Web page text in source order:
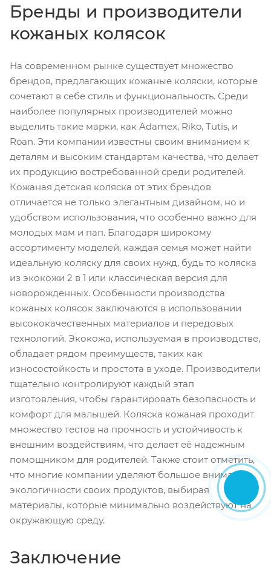
Бренды и производители
кожаных колясок
На современном рынке существует множество
брендов, предлагающих кожаные коляски, которые
сочетают в себе стиль и функциональность. Среди
наиболее популярных производителей можно
выделить такие марки, как Adamex, Riko, Tutis, и
Roan. Эти компании известны своим вниманием к
деталям и высоким стандартам качества, что делает
их продукцию востребованной среди родителей.
Кожаная детская коляска от этих брендов
отличается не только элегантным дизайном, но и
удобством использования, что особенно важно для
молодых мам и пап. Благодаря широкому
ассортименту моделей, каждая семья может найти
идеальную коляску для своих нужд, будь то коляска
из экокожи 2 в 1 или классическая версия для
новорожденных. Особенности производства
кожаных колясок заключаются в использовании
высококачественных материалов и передовых
технологий. Экокожа, используемая в производстве,
обладает рядом преимуществ, таких как
износостойкость и простота в уходе. Производители
тщательно контролируют каждый этап
изготовления, чтобы гарантировать безопасность и
комфорт для малышей. Коляска кожаная проходит
множество тестов на прочность и устойчивость к
внешним воздействиям, что делает её надежным
помощником для родителей. Также стоит отметить,
что многие компании уделяют большое внимание
экологичности своих продуктов, выбирая
материалы, которые минимально воздействуют на
окружающую среду.
Заключение